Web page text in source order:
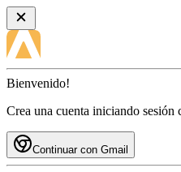
Bienvenido!
Crea una cuenta iniciando
Continuar con Gmail